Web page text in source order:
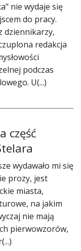
nie wydaje się
do pracy.
dziennikarzy,
redakcja
podczas
U(...)
część
wydawało mi się
prozy, jest
miasta,
na jakim
nie mają
pierwowzorów,